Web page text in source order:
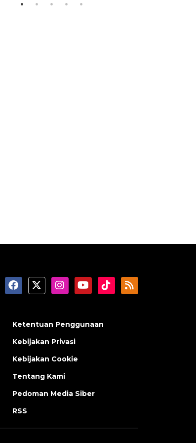
Ketentuan Penggunaan
Kebijakan Privasi
Kebijakan Cookie
Tentang Kami
Pedoman Media Siber
RSS